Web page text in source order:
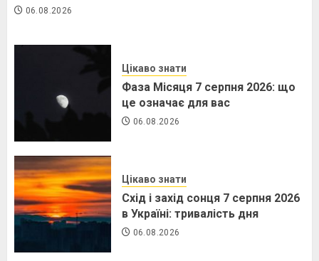
06.08.2026
Цікаво знати
Фаза Місяця 7 серпня 2026: що
це означає для вас
06.08.2026
Цікаво знати
Схід і захід сонця 7 серпня 2026
в Україні: тривалість дня
06.08.2026